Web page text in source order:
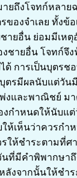
ยถึงโจทก์หลา
ของจำเลย ทั้งข้
ายอื่น ย่อมมีเหตุ
ชายอื่น โจทก์จึง
ด้ การเป็นบุตรช
ตรมีผลนับแต่วัน
และพาณิชย์ มา
งกำหนดให้นับแ
ห้เห็นว่าควรกำ
รให้ชำระตามที่ศ
นที่มีคำพิพากษา
งจากนั้นให้ชำร